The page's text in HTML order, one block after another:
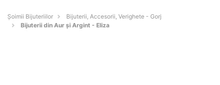
Şoimii Bijuteriilor
Bijuterii, Accesorii, Verighete - Gorj
Bijuterii din Aur și Argint - Eliza